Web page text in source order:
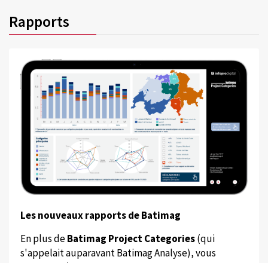
Rapports
Les nouveaux rapports de Batimag
En plus deBatimag Project Categories(qui
s'appelait auparavant Batimag Analyse), vous